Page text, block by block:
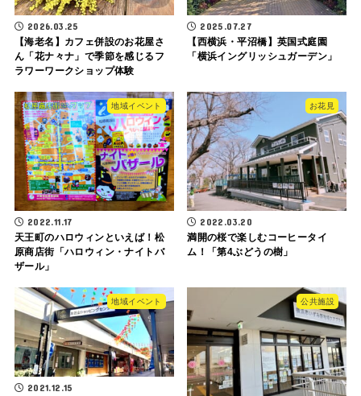
2026.03.25
【海老名】カフェ併設のお花屋さ
ん「花ナ々ナ」で季節を感じるフ
ラワーワークショップ体験
2025.07.27
【西横浜・平沼橋】英国式庭園
「横浜イングリッシュガーデン」
地域イベント
2022.11.17
天王町のハロウィンといえば！松
原商店街「ハロウィン・ナイトバ
ザール」
お花見
2022.03.20
満開の桜で楽しむコーヒータイ
ム！「第4ぶどうの樹」
地域イベント
2021.12.15
公共施設